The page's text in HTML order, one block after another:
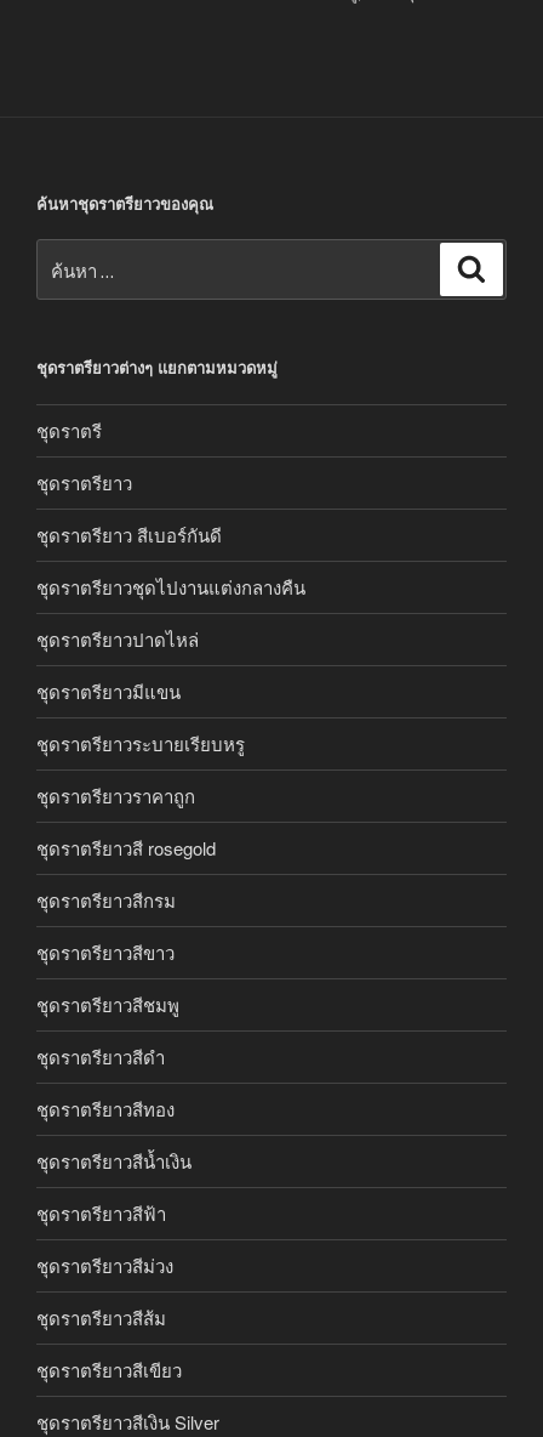
ค้นหาชุดราตรียาวของคุณ
ชุดราตรียาวต่างๆ แยกตามหมวดหมู่
ชุดราตรี
ชุดราตรียาว
ชุดราตรียาว สีเบอร์กันดี
ชุดราตรียาวชุดไปงานแต่งกลางคืน
ชุดราตรียาวปาดไหล่
ชุดราตรียาวมีแขน
ชุดราตรียาวระบายเรียบหรู
ชุดราตรียาวราคาถูก
ชุดราตรียาวสี rosegold
ชุดราตรียาวสีกรม
ชุดราตรียาวสีขาว
ชุดราตรียาวสีชมพู
ชุดราตรียาวสีดำ
ชุดราตรียาวสีทอง
ชุดราตรียาวสีน้ำเงิน
ชุดราตรียาวสีฟ้า
ชุดราตรียาวสีม่วง
ชุดราตรียาวสีส้ม
ชุดราตรียาวสีเขียว
ชุดราตรียาวสีเงิน Silver